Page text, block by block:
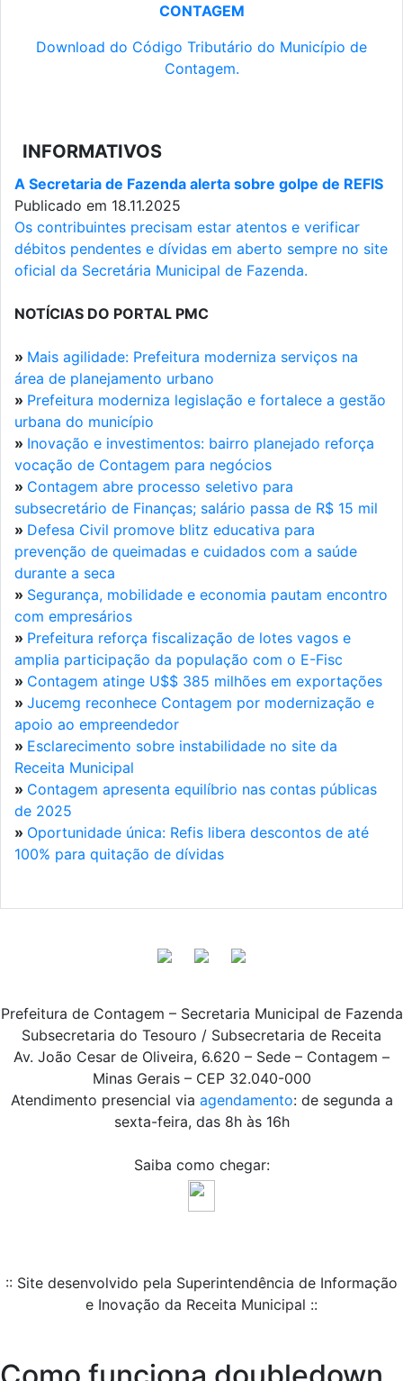
CONTAGEM
Download do Código Tributário do Município de
Contagem.
INFORMATIVOS
A Secretaria de Fazenda alerta sobre golpe de REFIS
Publicado em 18.11.2025
Os contribuintes precisam estar atentos e verificar
débitos pendentes e dívidas em aberto sempre no site
oficial da Secretária Municipal de Fazenda.
NOTÍCIAS DO PORTAL PMC
» Mais agilidade: Prefeitura moderniza serviços na
área de planejamento urbano
» Prefeitura moderniza legislação e fortalece a gestão
urbana do município
» Inovação e investimentos: bairro planejado reforça
vocação de Contagem para negócios
» Contagem abre processo seletivo para
subsecretário de Finanças; salário passa de R$ 15 mil
» Defesa Civil promove blitz educativa para
prevenção de queimadas e cuidados com a saúde
durante a seca
» Segurança, mobilidade e economia pautam encontro
com empresários
» Prefeitura reforça fiscalização de lotes vagos e
amplia participação da população com o E-Fisc
» Contagem atinge U$$ 385 milhões em exportações
» Jucemg reconhece Contagem por modernização e
apoio ao empreendedor
» Esclarecimento sobre instabilidade no site da
Receita Municipal
» Contagem apresenta equilíbrio nas contas públicas
de 2025
» Oportunidade única: Refis libera descontos de até
100% para quitação de dívidas
Prefeitura de Contagem – Secretaria Municipal de Fazenda
Subsecretaria do Tesouro / Subsecretaria de Receita
Av. João Cesar de Oliveira, 6.620 – Sede – Contagem –
Minas Gerais – CEP 32.040-000
Atendimento presencial via agendamento: de segunda a
sexta-feira, das 8h às 16h
Saiba como chegar:
:: Site desenvolvido pela Superintendência de Informação
e Inovação da Receita Municipal ::